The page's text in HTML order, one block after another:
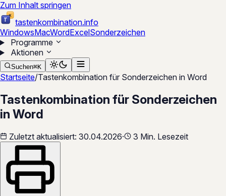
K
T
Zum Inhalt springen
tastenkombination.info
WindowsMacWordExcelSonderzeichen
Programme
Aktionen
Suchen⌘K
Startseite/Tastenkombination für Sonderzeichen in Word
Tastenkombination für Sonderzeichen
in Word
Zuletzt aktualisiert: 30.04.2026· 3 Min. Lesezeit